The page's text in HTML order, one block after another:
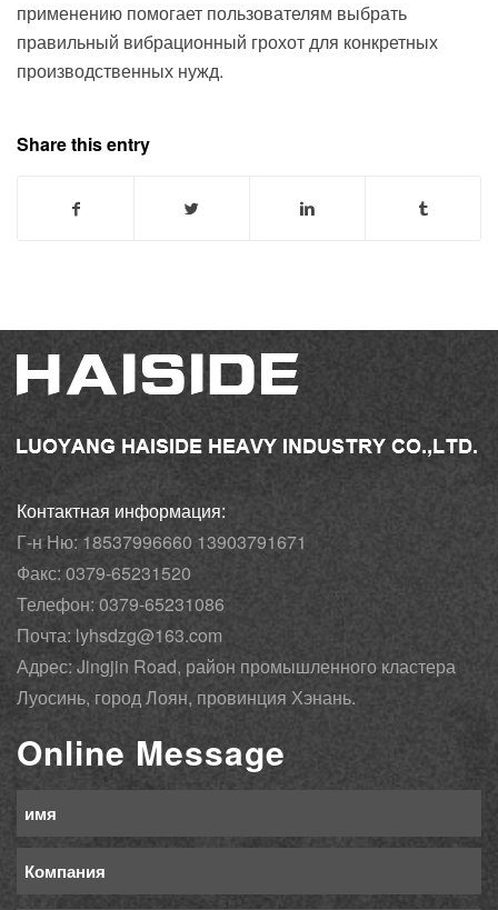
применению помогает пользователям выбрать
правильный вибрационный грохот для конкретных
производственных нужд.
Share this entry
Контактная информация:
Г-н Ню: 18537996660 13903791671
Факс: 0379-65231520
Телефон: 0379-65231086
Почта: lyhsdzg@163.com
Адрес: Jingjin Road, район промышленного кластера
Луосинь, город Лоян, провинция Хэнань.
Online Message